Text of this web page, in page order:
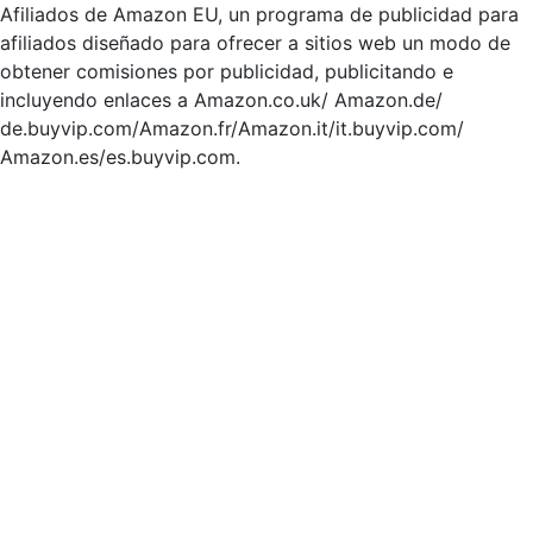
Afiliados de Amazon EU, un programa de publicidad para
afiliados diseñado para ofrecer a sitios web un modo de
obtener comisiones por publicidad, publicitando e
incluyendo enlaces a Amazon.co.uk/ Amazon.de/
de.buyvip.com/Amazon.fr/Amazon.it/it.buyvip.com/
Amazon.es/es.buyvip.com.